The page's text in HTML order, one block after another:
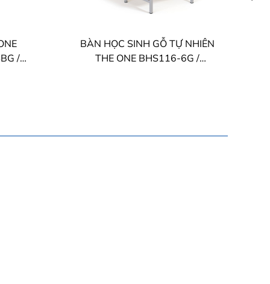
/
BÀN HỌC SINH GỖ TỰ NHIÊN
THE ONE BHS116-6G /